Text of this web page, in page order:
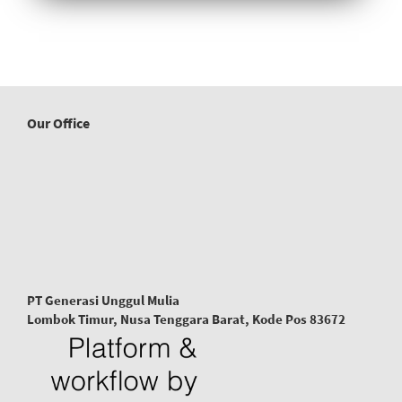
Our Office
PT Generasi Unggul Mulia
Lombok Timur, Nusa Tenggara Barat, Kode Pos 83672